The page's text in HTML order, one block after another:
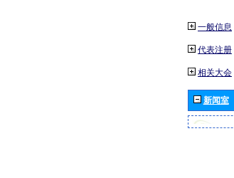
一般信息
代表注册
相关大会
新闻室